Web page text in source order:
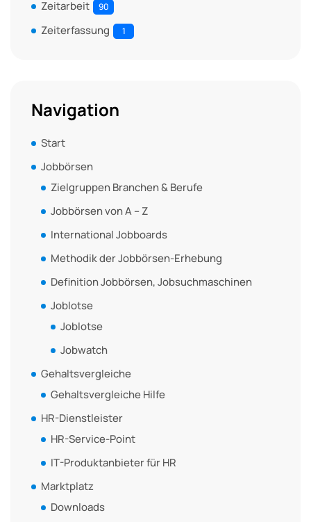
Zeitarbeit 90
Zeiterfassung 1
Navigation
Start
Jobbörsen
Zielgruppen Branchen & Berufe
Jobbörsen von A – Z
International Jobboards
Methodik der Jobbörsen-Erhebung
Definition Jobbörsen, Jobsuchmaschinen
Joblotse
Joblotse
Jobwatch
Gehaltsvergleiche
Gehaltsvergleiche Hilfe
HR-Dienstleister
HR-Service-Point
IT-Produktanbieter für HR
Marktplatz
Downloads